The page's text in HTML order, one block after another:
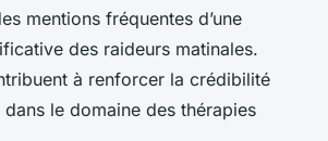
mentions fréquentes d’une
des raideurs matinales.
à renforcer la crédibilité
dans le domaine des thérapies